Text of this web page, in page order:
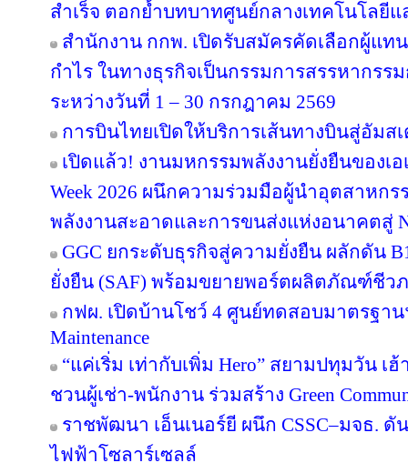
สำเร็จ ตอกย้ำบทบาทศูนย์กลางเทคโนโล
สำนักงาน กกพ. เปิดรับสมัครคัดเลือกผู้แท
กำไร ในทางธุรกิจเป็นกรรมการสรรหากรร
ระหว่างวันที่ 1 – 30 กรกฎาคม 2569
การบินไทยเปิดให้บริการเส้นทางบินสู่อัมส
เปิดแล้ว! งานมหกรรมพลังงานยั่งยืนของเอเ
Week 2026 ผนึกความร่วมมือผู้นำอุตสาหก
พลังงานสะอาดและการขนส่งแห่งอนาคตสู่
GGC ยกระดับธุรกิจสู่ความยั่งยืน ผลักดัน
ยั่งยืน (SAF) พร้อมขยายพอร์ตผลิตภัณฑ์ชีว
กฟผ. เปิดบ้านโชว์ 4 ศูนย์ทดสอบมาตรฐาน
Maintenance
“แค่เริ่ม เท่ากับเพิ่ม Hero” สยามปทุมวัน เฮ้
ชวนผู้เช่า-พนักงาน ร่วมสร้าง Green
ราชพัฒนา เอ็นเนอร์ยี ผนึก CSSC–มจธ. ดั
ไฟฟ้าโซลาร์เซลล์